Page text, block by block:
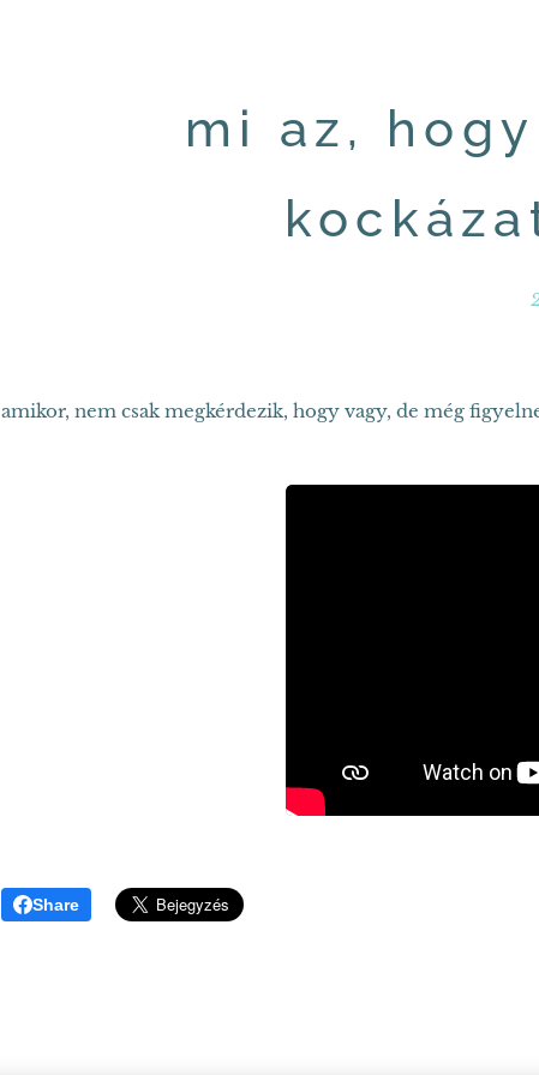
mi az,
amikor, nem csak megkérdezik, hogy vagy, de még
Share